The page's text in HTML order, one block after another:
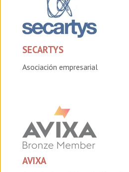
SECARTYS
Asociación empresarial
AVIXA